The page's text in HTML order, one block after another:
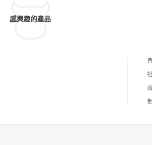
感興趣的產品